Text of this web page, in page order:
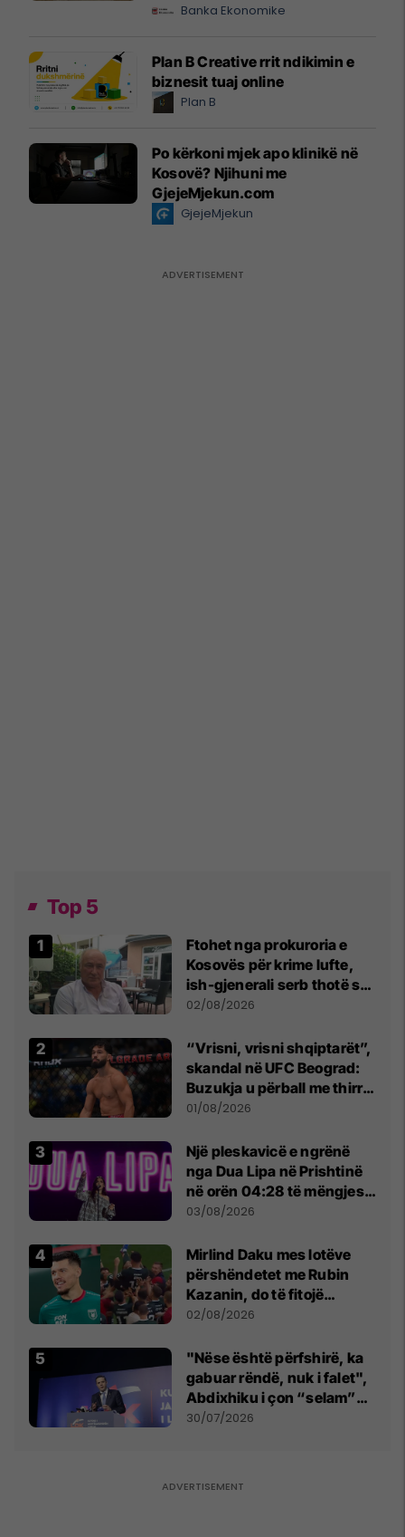
Banka Ekonomike
Plan B Creative rrit ndikimin e
biznesit tuaj online
Plan B
Po kërkoni mjek apo klinikë në
Kosovë? Njihuni me
GjejeMjekun.com
GjejeMjekun
Top 5
Ftohet nga prokuroria e
Kosovës për krime lufte,
ish-gjenerali serb thotë se
dikush e tradhtoi në
02/08/2026
“Vrisni, vrisni shqiptarët”,
skandal në UFC Beograd:
Buzukja u përball me thirrje
anti-shqiptare nga
01/08/2026
Një pleskavicë e ngrënë
nga Dua Lipa në Prishtinë
në orën 04:28 të mëngjesit
- dhe bota digjitale serbe
03/08/2026
Mirlind Daku mes lotëve
përshëndetet me Rubin
Kazanin, do të fitojë
miliona te Spartak Moska
02/08/2026
"Nëse është përfshirë, ka
gabuar rëndë, nuk i falet",
Abdixhiku i çon “selam”
Përparim Ramës
30/07/2026